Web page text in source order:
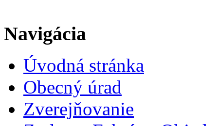
Navigácia
Úvodná stránka
Obecný úrad
Zverejňovanie